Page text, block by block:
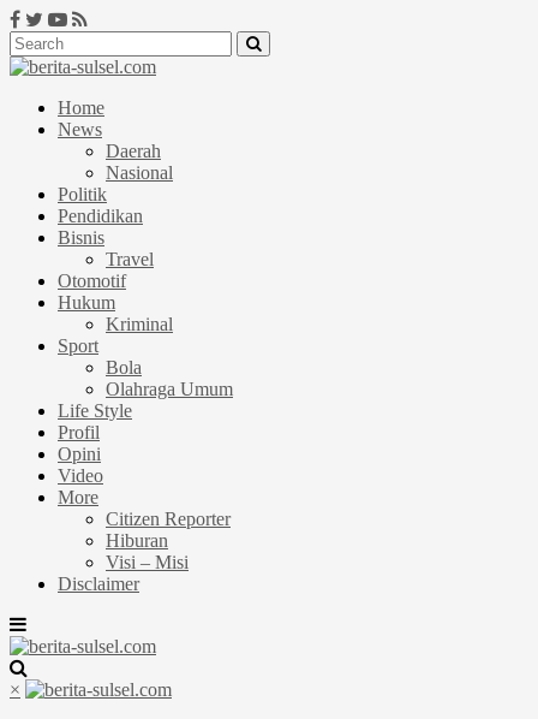
Home
News
Daerah
Nasional
Politik
Pendidikan
Bisnis
Travel
Otomotif
Hukum
Kriminal
Sport
Bola
Olahraga Umum
Life Style
Profil
Opini
Video
More
Citizen Reporter
Hiburan
Visi – Misi
Disclaimer
×